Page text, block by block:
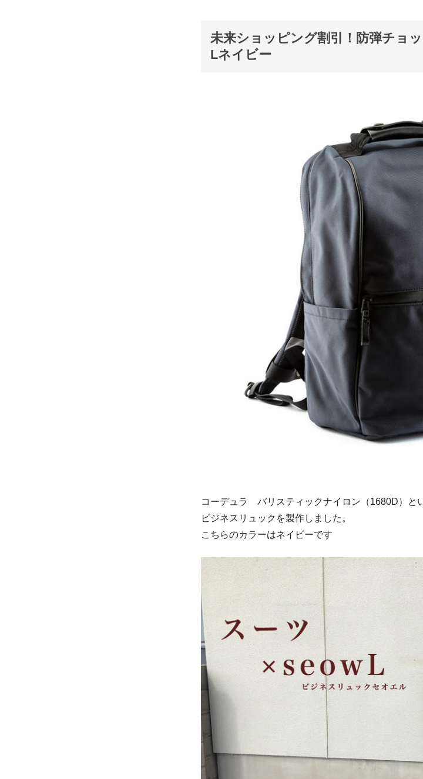
未来ショッピング割引！防弾チョ
Lネイビー
コーデュラ バリスティックナイロン（1680D）
と
ビジネスリュックを製作しました。
こちらのカラーはネイビーです